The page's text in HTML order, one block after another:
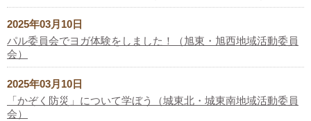
2025年03月10日
パル委員会でヨガ体験をしました！（旭東・旭西地域活動委員
会）
2025年03月10日
「かぞく防災」について学ぼう（城東北・城東南地域活動委員
会）